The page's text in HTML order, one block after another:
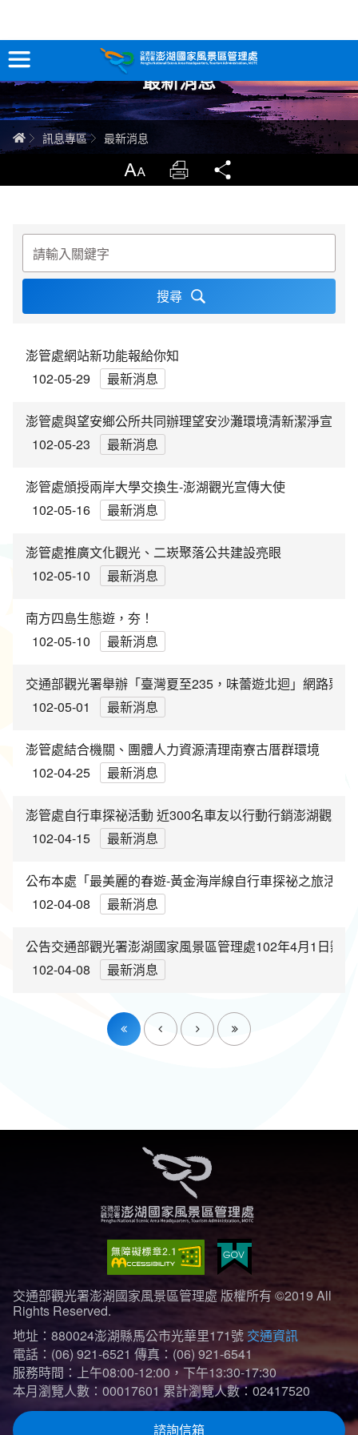
跳
到
主
要
內
容
訊息專區
關於澎湖
智慧觀光情報站
永續旅遊
環境教育網
RSS 臉書粉絲團
首長信箱
日本語 Tiếng Việt
最新消息
首頁訊息專區 最新消息
放大 列印
請輸入關鍵字
澎管處網站新功能報給你知
102-05-29
最新消息
澎管處與望安鄉公所共同辦理望安沙灘環境清新潔淨宣示
102-05-23
最新消息
澎管處頒授兩岸大學交換生-澎湖觀光宣傳大使
102-05-16
最新消息
澎管處推廣文化觀光、二崁聚落公共建設亮眼
102-05-10
最新消息
南方四島生態遊，夯！
102-05-10
最新消息
交通部觀光署舉辦「臺灣夏至235，味蕾遊北迴」網路票
102-05-01
最新消息
澎管處結合機關、團體人力資源清理南寮古厝群環境
102-04-25
最新消息
澎管處自行車探祕活動 近300名車友以行動行銷澎湖觀光
102-04-15
最新消息
公布本處「最美麗的春遊-黃金海岸線自行車探祕之旅活動
102-04-08
最新消息
公告交通部觀光署澎湖國家風景區管理處102年4月1日辦
102-04-08
最新消息
第一頁 上一頁 下一頁
交通部觀光署澎湖國家風景區管理處 版權所有 ©2019 All
Rights Reserved.
地址：880024澎湖縣馬公市光華里171號 交通資訊
電話：(06) 921-6521 傳真：(06) 921-6541
服務時間：上午08:00-12:00，下午13:30-17:30
本月瀏覽人數：00017601 累計瀏覽人數：02417520
諮詢信箱